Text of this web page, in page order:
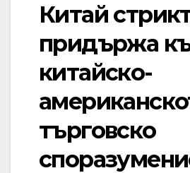
Китай
придържа
китайско-
търговско